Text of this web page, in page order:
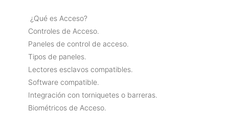
¿Qué es Acceso?
Controles de Acceso.
Paneles de control de acceso.
Tipos de paneles.
Lectores esclavos compatibles.
Software compatible.
Integración con torniquetes o barreras.
Biométricos de Acceso.